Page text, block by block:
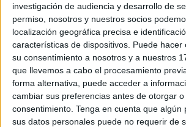
investigación de audiencia y desarrollo de
permiso, nosotros y nuestros socios
localización geográfica precisa e
características de dispositivos. Puede hacer
su consentimiento a nosotros y a nuestros
que llevemos a cabo el procesamiento
forma alternativa, puede acceder a
cambiar sus preferencias antes de otorgar o
consentimiento. Tenga en cuenta que algún
sus datos personales puede no requerir de